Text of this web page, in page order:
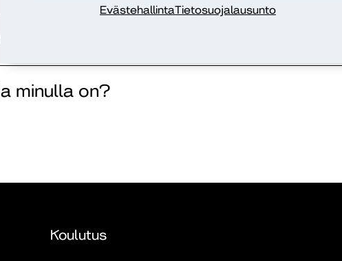
EvästehallintaTietosuojalausunto
EU/ETA-alueen ulkopuolelle?
minulla on?
Koulutus